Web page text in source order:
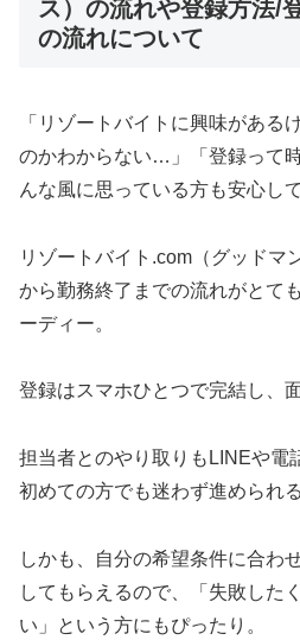
ス）の流れや登録方法/
の流れについて
「リゾートバイトに興味がある
のかわからない…」「登録って
んな風に思っている方も安心し
リゾートバイト.com（グッドマ
から勤務終了までの流れがとて
ーディー。
登録はスマホひとつで完結し、
担当者とのやり取りもLINEや電
初めての方でも迷わず進められ
しかも、自分の希望条件に合わ
してもらえるので、「失敗した
い」という方にもぴったり。